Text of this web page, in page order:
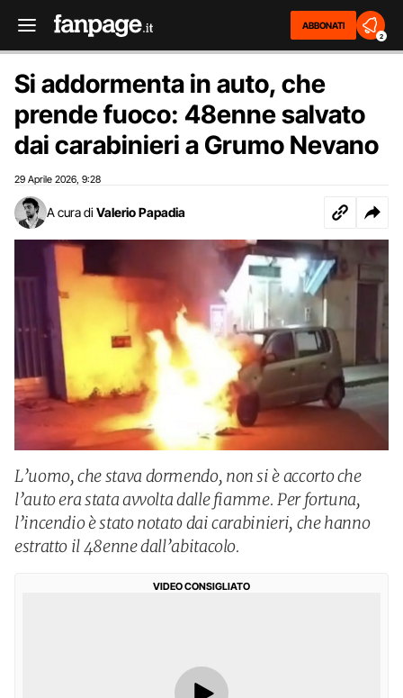
ABBONATI
2
Si addormenta in auto, che
prende fuoco: 48enne salvato
dai carabinieri a Grumo Nevano
29 Aprile 2026 9:28
A cura di Valerio Papadia
L’uomo, che stava dormendo, non si è accorto che
l’auto era stata avvolta dalle fiamme. Per fortuna,
l’incendio è stato notato dai carabinieri, che hanno
estratto il 48enne dall’abitacolo.
VIDEO CONSIGLIATO